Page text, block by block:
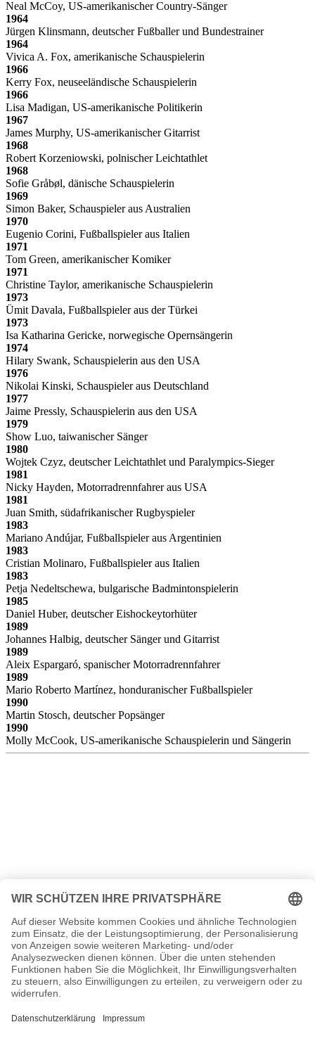
Neal McCoy, US-amerikanischer Country-Sänger
1964
Jürgen Klinsmann, deutscher Fußballer und Bundestrainer
1964
Vivica A. Fox, amerikanische Schauspielerin
1966
Kerry Fox, neuseeländische Schauspielerin
1966
Lisa Madigan, US-amerikanische Politikerin
1967
James Murphy, US-amerikanischer Gitarrist
1968
Robert Korzeniowski, polnischer Leichtathlet
1968
Sofie Gråbøl, dänische Schauspielerin
1969
Simon Baker, Schauspieler aus Australien
1970
Eugenio Corini, Fußballspieler aus Italien
1971
Tom Green, amerikanischer Komiker
1971
Christine Taylor, amerikanische Schauspielerin
1973
Ümit Davala, Fußballspieler aus der Türkei
1973
Isa Katharina Gericke, norwegische Opernsängerin
1974
Hilary Swank, Schauspielerin aus den USA
1976
Nikolai Kinski, Schauspieler aus Deutschland
1977
Jaime Pressly, Schauspielerin aus den USA
1979
Show Luo, taiwanischer Sänger
1980
Wojtek Czyz, deutscher Leichtathlet und Paralympics-Sieger
1981
Nicky Hayden, Motorradrennfahrer aus USA
1981
Juan Smith, südafrikanischer Rugbyspieler
1983
Mariano Andújar, Fußballspieler aus Argentinien
1983
Cristian Molinaro, Fußballspieler aus Italien
1983
Petja Nedeltschewa, bulgarische Badmintonspielerin
1985
Daniel Huber, deutscher Eishockeytorhüter
1989
Johannes Halbig, deutscher Sänger und Gitarrist
1989
Aleix Espargaró, spanischer Motorradrennfahrer
1989
Mario Roberto Martínez, honduranischer Fußballspieler
1990
Martin Stosch, deutscher Popsänger
1990
Molly McCook, US-amerikanische Schauspielerin und Sängerin